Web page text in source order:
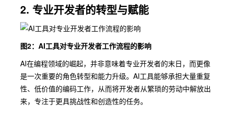
2. 专业开发者的转型与赋能
图2：AI工具对专业开发者工作流程的影响
AI在编程领域的崛起，并非意味着专业开发者的末日，而更像
是一次重要的角色转型和能力升级。AI工具能够承担大量重复
性、低价值的编码工作，从而将开发者从繁琐的劳动中解放出
来，专注于更具挑战性和创造性的任务。